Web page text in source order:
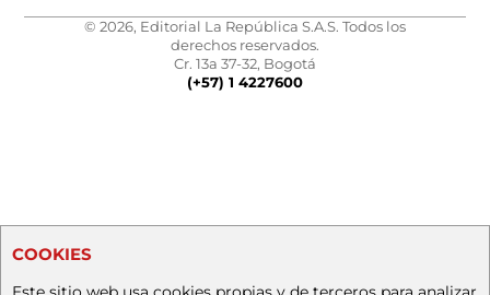
© 2026, Editorial La República S.A.S. Todos los
derechos reservados.
Cr. 13a 37-32, Bogotá
(+57) 1 4227600
COOKIES